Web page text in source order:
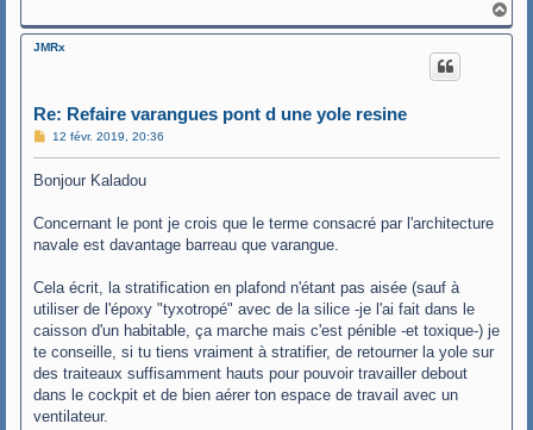
a
u
JMRx
Re: Refaire varangues pont d une yole resine
M
s
e
12 févr. 2019, 20:36
Bonjour Kaladou
Concernant le pont je crois que le terme consacré par l'architecture
navale est davantage barreau que varangue.
Cela écrit, la stratification en plafond n'étant pas aisée (sauf à
utiliser de l'époxy "tyxotropé" avec de la silice -je l'ai fait dans le
caisson d'un habitable, ça marche mais c'est pénible -et toxique-) je
te conseille, si tu tiens vraiment à stratifier, de retourner la yole sur
des traiteaux suffisamment hauts pour pouvoir travailler debout
dans le cockpit et de bien aérer ton espace de travail avec un
ventilateur.